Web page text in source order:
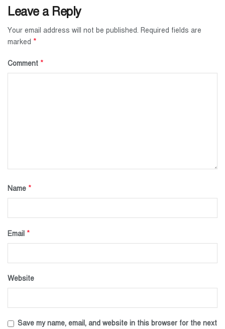
Leave a Reply
Your email address will not be published. Required fields are
marked *
Comment *
Name *
Email *
Website
Save my name, email, and website in this browser for the next